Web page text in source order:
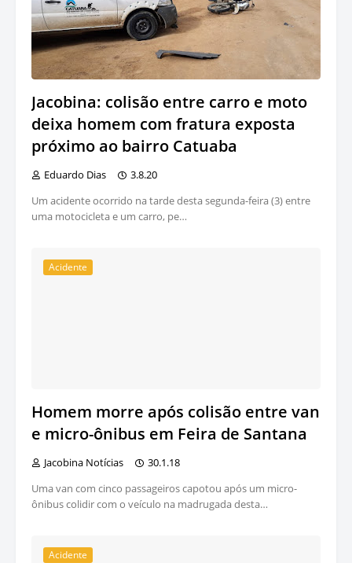
Jacobina: colisão entre carro e moto
deixa homem com fratura exposta
próximo ao bairro Catuaba
Eduardo Dias
3.8.20
Um acidente ocorrido na tarde desta segunda-feira (3) entre
uma motocicleta e um carro, pe…
Acidente
Homem morre após colisão entre van
e micro-ônibus em Feira de Santana
Jacobina Notícias
30.1.18
Uma van com cinco passageiros capotou após um micro-
ônibus colidir com o veículo na madrugada desta…
Acidente